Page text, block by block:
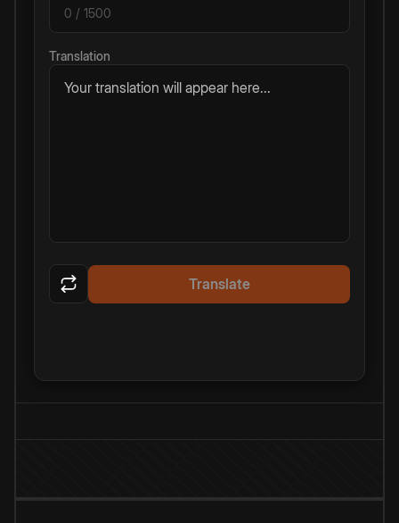
0 / 1500
Translation
Your translation will appear here...
Translate